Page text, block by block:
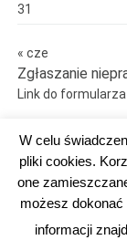
31
« cze
Zgłaszanie
Link do
W celu
pliki cookies.
one
możesz dokonać
informacji